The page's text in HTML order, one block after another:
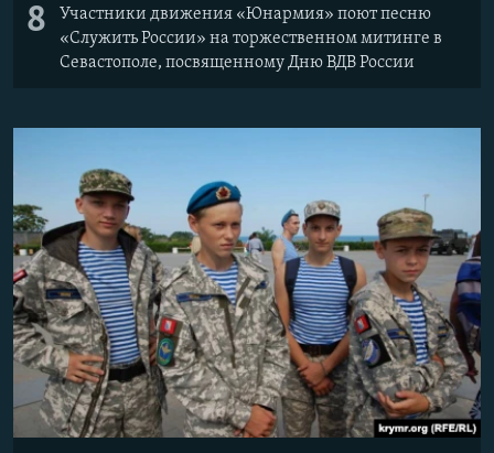
8
Участники движения «Юнармия» поют песню
«Служить России» на торжественном митинге в
Севастополе, посвященному Дню ВДВ России